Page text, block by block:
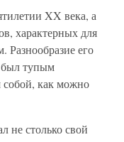
XX века, а
характерных для
Разнообразие его
был тупым
как можно
не столько свой